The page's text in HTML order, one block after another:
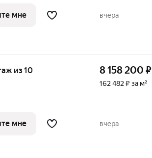
спальню, кабинет
мне вчера
из 10 8 158 200 ₽
162 482 ₽ за м²
мне вчера